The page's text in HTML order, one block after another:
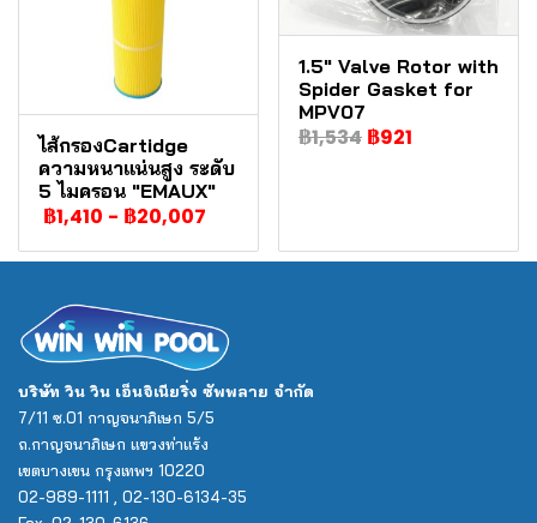
ไส้กรองCartidge
ความหนาแน่นสูง ระดับ
5 ไมครอน "EMAUX"
฿1,410 - ฿20,007
1.5" Valve Rotor with
Spider Gasket for
MPV07
฿1,534 ฿921
บริษัท วิน วิน เอ็นจิเนียริ่ง ซัพพลาย จำกัด
7/11 ซ.01 กาญจนาภิเษก 5/5
ถ.กาญจนาภิเษก แขวงท่าแร้ง
เขตบางเขน กรุงเทพฯ 10220
02-989-1111 , 02-130-6134-35